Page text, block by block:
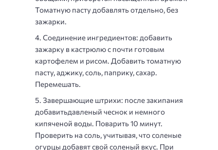
Томатную пасту добавлять отдельно, без
зажарки.
Соединение ингредиентов: добавить
зажарку в кастрюлю с почти готовым
картофелем и рисом. Добавить томатную
пасту, аджику, соль, паприку, сахар.
Перемешать.
Завершающие штрихи: после закипания
добавитьдавленый чеснок и немного
кипяченой воды. Поварить 10 минут.
Проверить на соль, учитывая, что соленые
огурцы добавят свой соленый вкус. При